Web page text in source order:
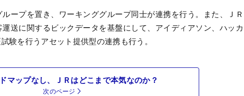
ープを置き、ワーキンググループ同士が連携を行う。また、ＪＲ
送に関するビックデータを基盤にして、アイディアソン、ハッカ
験を行うアセット提供型の連携も行う。
マップなし、ＪＲはどこまで本気なのか？
次のページ